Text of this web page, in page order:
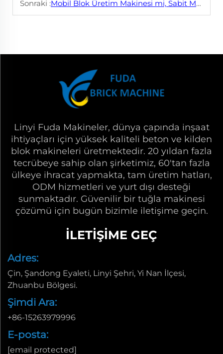
Sonraki :Mobil Blok Üretim Makinesi mi, Sabit Makine mi? Hangisini Seçmeli?
Linyi Fuda Makineler, dünya çapında inşaat
ihtiyaçları için yüksek kaliteli beton ve kilden
blok makineleri üretmektedir. 20 yıldan fazla
tecrübeye sahip olan şirketimiz, 60'tan fazla
ülkeye ihracat yapmakta, tam üretim hatları,
ODM hizmetleri ve yurt dışı desteği
sunmaktadır. Güvenilir bir tuğla makinesi
çözümü için bugün bizimle iletişime geçin.
İLETIŞIME GEÇ
Adres:
Çin, Şandong Eyaleti, Linyi Şehri, Yi Nan İlçesi,
Zhuanbu Bölgesi.
Şimdi Ara:
+86-15263979996
E-posta:
[email protected]